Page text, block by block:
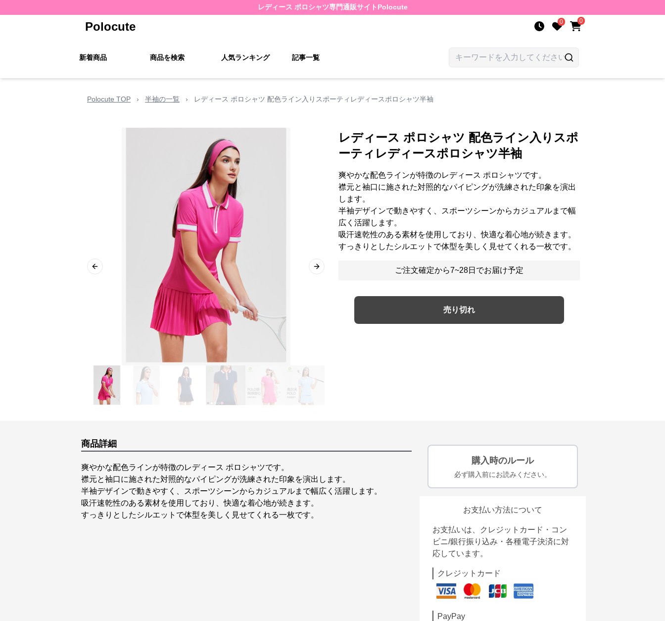
レディース ポロシャツ専門通販サイト Polocute
Polocute 0 0
新着商品 商品を検索 人気ランキング 記事一覧
Polocute TOP › 半袖の一覧 › レディース ポロシャツ 配色ライン入りスポーティレディースポロシャツ半袖
Previous slide Next slide
レディース ポロシャツ 配色ライン入りスポ
ーティレディースポロシャツ半袖
爽やかな配色ラインが特徴のレディース ポロシャツです。
襟元と袖口に施された対照的なパイピングが洗練された印象を演出
します。
半袖デザインで動きやすく、スポーツシーンからカジュアルまで幅
広く活躍します。
吸汗速乾性のある素材を使用しており、快適な着心地が続きます。
すっきりとしたシルエットで体型を美しく見せてくれる一枚です。
ご注文確定から7~28日でお届け予定
売り切れ
商品詳細
爽やかな配色ラインが特徴のレディース ポロシャツです。
襟元と袖口に施された対照的なパイピングが洗練された印象を演出します。
半袖デザインで動きやすく、スポーツシーンからカジュアルまで幅広く活躍します。
吸汗速乾性のある素材を使用しており、快適な着心地が続きます。
すっきりとしたシルエットで体型を美しく見せてくれる一枚です。
購入時のルール
必ず購入前にお読みください。
お支払い方法について
お支払いは、クレジットカード・コン
ビニ/銀行振り込み・各種電子決済に対
応しています。
クレジットカード
PayPay